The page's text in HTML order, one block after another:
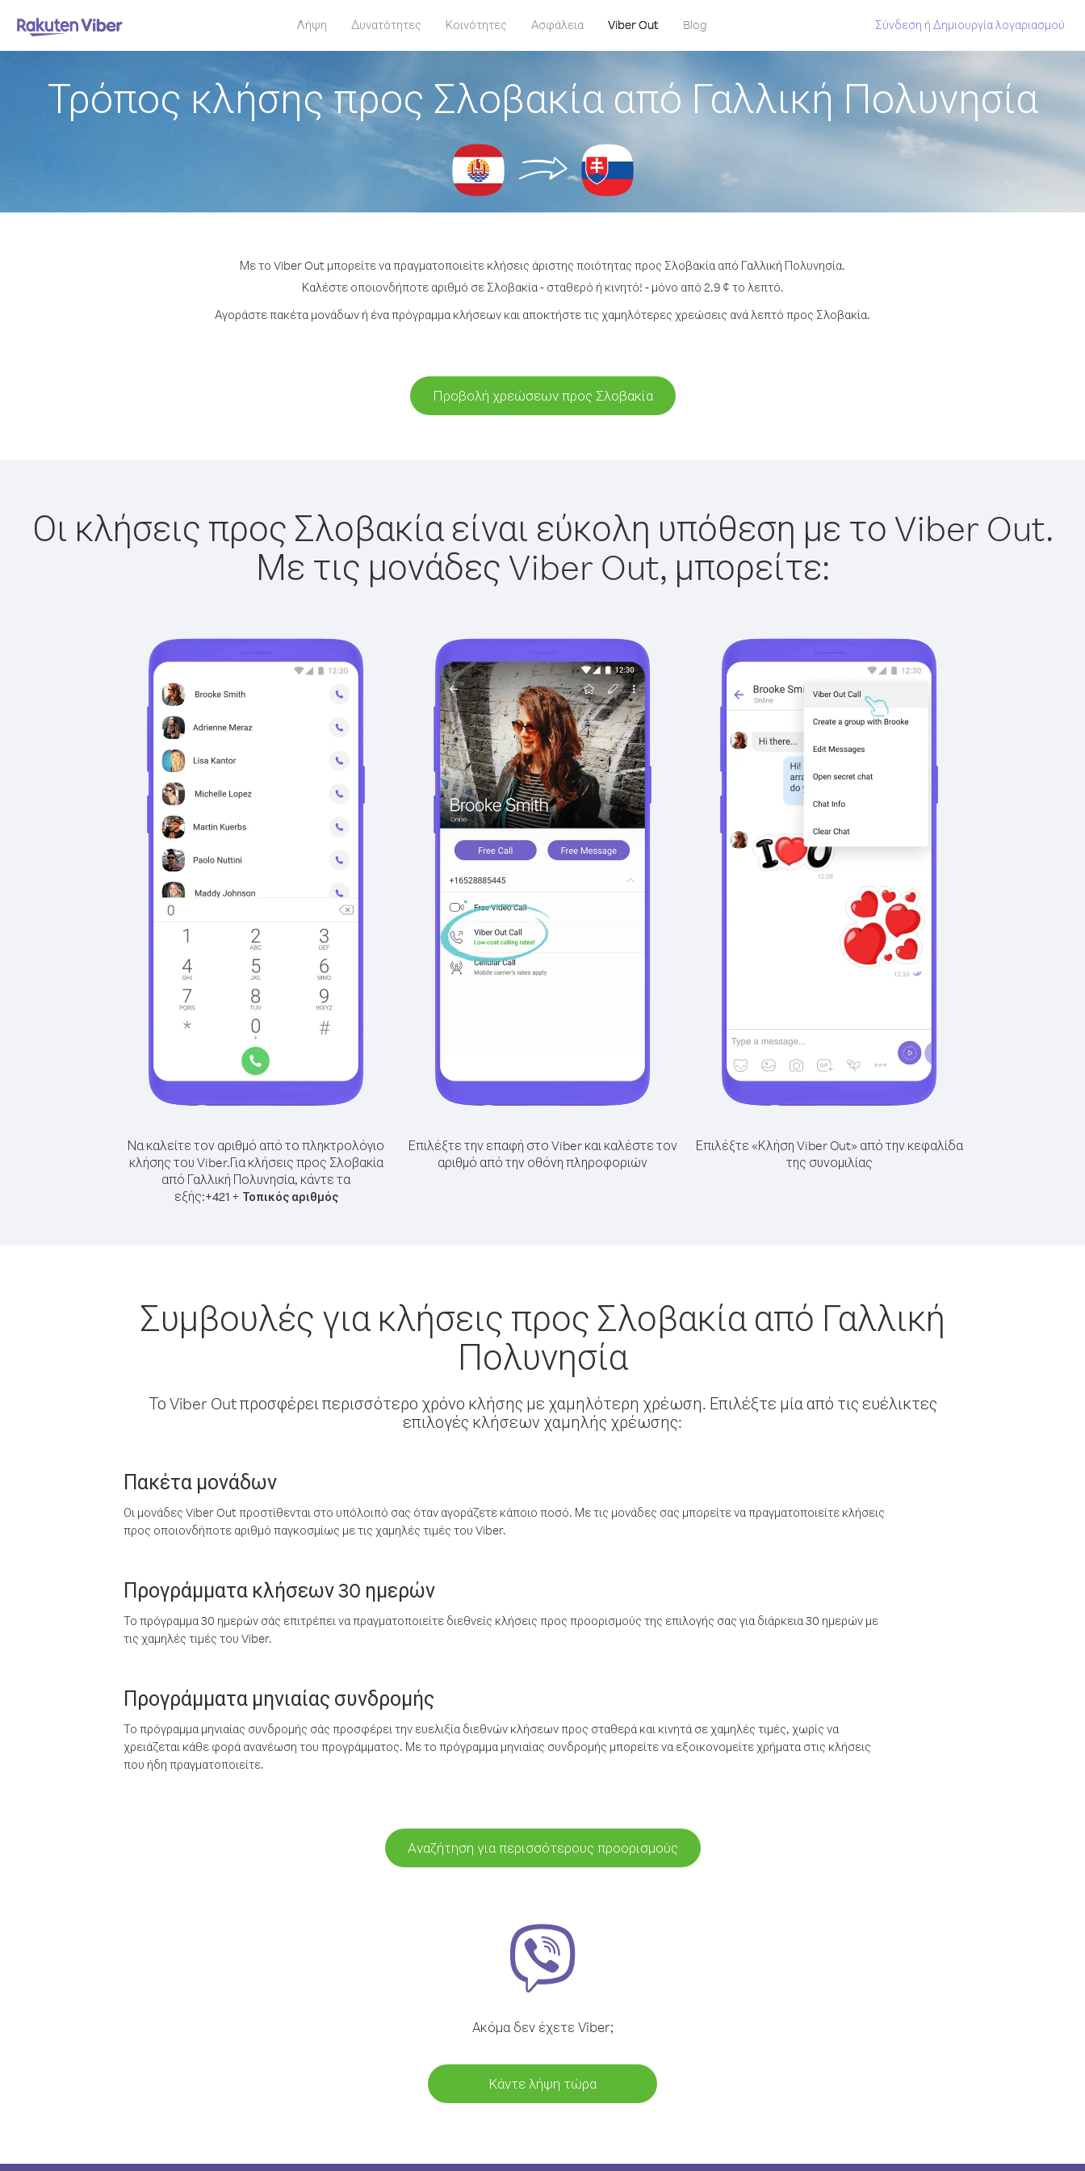
Λήψη Δυνατότητες Κοινότητες Ασφάλεια Viber Out Blog Σύνδεση ή Δημιουργία λογαριασμού
Τρόπος κλήσης προς Σλοβακία από Γαλλική Πολυνησία
Με το Viber Out μπορείτε να πραγματοποιείτε κλήσεις άριστης ποιότητας προς Σλοβακία από Γαλλική Πολυνησία.
Καλέστε οποιονδήποτε αριθμό σε Σλοβακία - σταθερό ή κινητό! - μόνο από 2.9 ¢ το λεπτό.
Αγοράστε πακέτα μονάδων ή ένα πρόγραμμα κλήσεων και αποκτήστε τις χαμηλότερες χρεώσεις ανά λεπτό προς Σλοβακία.
Προβολή χρεώσεων προς Σλοβακία
Οι κλήσεις προς Σλοβακία είναι εύκολη υπόθεση με το Viber Out.
Με τις μονάδες Viber Out, μπορείτε:
Να καλείτε τον αριθμό από το πληκτρολόγιο
κλήσης του Viber.Για κλήσεις προς Σλοβακία
από Γαλλική Πολυνησία, κάντε τα
εξής:+421+ Τοπικός αριθμός
Επιλέξτε την επαφή στο Viber και καλέστε τον
αριθμό από την οθόνη πληροφοριών
Επιλέξτε «Κλήση Viber Out» από την κεφαλίδα
της συνομιλίας
Συμβουλές για κλήσεις προς Σλοβακία από Γαλλική
Πολυνησία
Το Viber Out προσφέρει περισσότερο χρόνο κλήσης με χαμηλότερη χρέωση. Επιλέξτε μία από τις ευέλικτες
επιλογές κλήσεων χαμηλής χρέωσης:
Πακέτα μονάδων
Οι μονάδες Viber Out προστίθενται στο υπόλοιπό σας όταν αγοράζετε κάποιο ποσό. Με τις μονάδες σας μπορείτε να πραγματοποιείτε κλήσεις
προς οποιονδήποτε αριθμό παγκοσμίως με τις χαμηλές τιμές του Viber.
Προγράμματα κλήσεων 30 ημερών
Το πρόγραμμα 30 ημερών σάς επιτρέπει να πραγματοποιείτε διεθνείς κλήσεις προς προορισμούς της επιλογής σας για διάρκεια 30 ημερών με
τις χαμηλές τιμές του Viber.
Προγράμματα μηνιαίας συνδρομής
Το πρόγραμμα μηνιαίας συνδρομής σάς προσφέρει την ευελιξία διεθνών κλήσεων προς σταθερά και κινητά σε χαμηλές τιμές, χωρίς να
χρειάζεται κάθε φορά ανανέωση του προγράμματος. Με το πρόγραμμα μηνιαίας συνδρομής μπορείτε να εξοικονομείτε χρήματα στις κλήσεις
που ήδη πραγματοποιείτε.
Αναζήτηση για περισσότερους προορισμούς
Ακόμα δεν έχετε Viber;
Κάντε λήψη τώρα